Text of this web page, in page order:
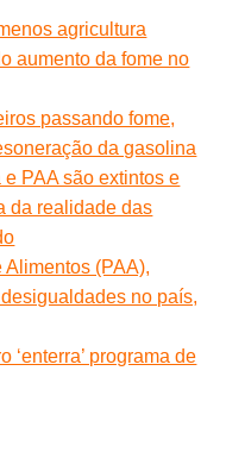
agricultura
aumento da fome no
passando fome,
da gasolina
PAA são extintos e
da realidade das
Alimentos (PAA),
no país,
‘enterra’ programa de